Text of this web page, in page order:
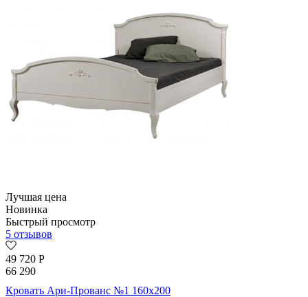
Лучшая цена
Новинка
Быстрый просмотр
5 отзывов
49 720 Р
66 290
Кровать Ари-Прованс №1 160х200